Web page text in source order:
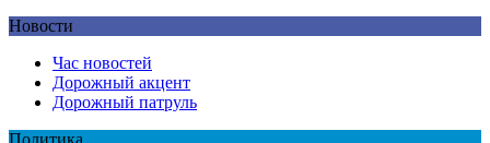
Новости
Час новостей
Дорожный акцент
Дорожный патруль